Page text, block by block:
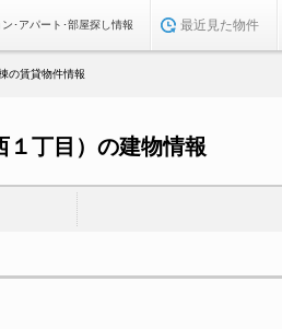
･アパート･部屋探し情報 最近見た物件
の賃貸物件情報
丁目）の建物情報